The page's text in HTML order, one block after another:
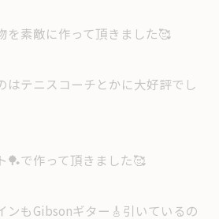
を素敵に作って頂きました🥰
はテニスコーチとかに大好評でし
🏓で作って頂きました🥰
ンもGibsonギター🎸引いているの